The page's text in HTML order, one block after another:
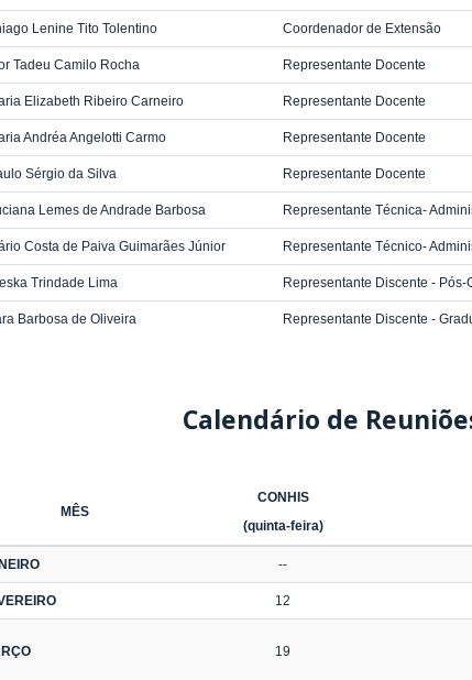
Lenine Tito Tolentino Coordenador de Extensão
Tadeu Camilo Rocha Representante Docente
Elizabeth Ribeiro Carneiro Representante Docente
Andréa Angelotti Carmo Representante Docente
Sérgio da Silva Representante Docente
Lemes de Andrade Barbosa Representante Técnica-
Costa de Paiva Guimarães Júnior Representante Técnico-
Trindade Lima Representante Discente - Pós-
Barbosa de Oliveira Representante Discente -
Calendário de
MÊS
CONHIS
(quinta-feira)
--
12
19